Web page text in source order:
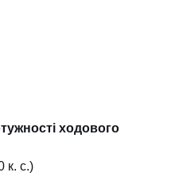
ходового
к. с.)